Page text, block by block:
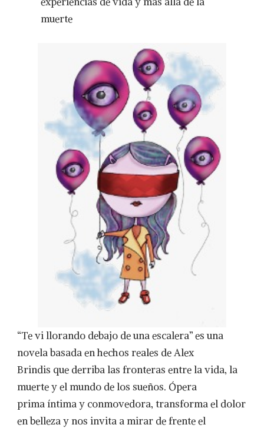
muerte
“Te vi llorando debajo de una escalera” es una
novela basada en hechos reales de Alex
Brindis que derriba las fronteras entre la vida, la
muerte y el mundo de los sueños. Ópera
prima íntima y conmovedora, transforma el dolor
en belleza y nos invita a mirar de frente el